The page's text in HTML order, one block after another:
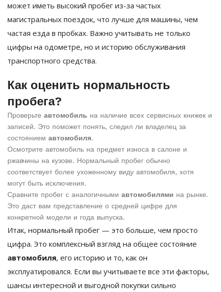
может иметь высокий пробег из-за частых
магистральных поездок, что лучше для машины, чем
частая езда в пробках. Важно учитывать не только
цифры на одометре, но и историю обслуживания
транспортного средства.
Как оценить нормальность
пробега?
Проверьте автомобиль на наличие всех сервисных книжек и
записей. Это поможет понять, следил ли владелец за
состоянием автомобиля.
Осмотрите автомобиль на предмет износа в салоне и
ржавчины на кузове. Нормальный пробег обычно
соответствует более ухоженному виду автомобиля, хотя
могут быть исключения.
Сравните пробег с аналогичными автомобилями на рынке.
Это даст вам представление о средней цифре для
конкретной модели и года выпуска.
Итак, нормальный пробег — это больше, чем просто
цифра. Это комплексный взгляд на общее состояние
автомобиля, его историю и то, как он
эксплуатировался. Если вы учитываете все эти факторы,
шансы интересной и выгодной покупки сильно